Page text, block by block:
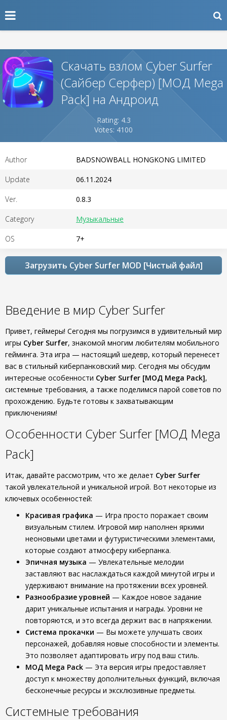
Скачать взлом Cyber Surfer
(Сайбер Серфер) [МОД Mega
Pack] на Андроид
Rating: 4.3
Votes: 4100
Author BADSNOWBALL HONGKONG LIMITED
Update 06.11.2024
Ver. 0.8.3
Category Музыкальные
OS 7+
Загрузить Cyber Surfer MOD [Чистый файл]
Введение в мир Cyber Surfer
Привет, геймеры! Сегодня мы погрузимся в удивительный мир
игры Cyber Surfer, знакомой многим любителям мобильного
гейминга. Эта игра — настоящий шедевр, который перенесет
вас в стильный киберпанковский мир. Сегодня мы обсудим
интересные особенности Cyber Surfer [МОД Mega Pack],
системные требования, а также поделимся парой советов по
прохождению. Будьте готовы к захватывающим
приключениям!
Особенности Cyber Surfer [МОД Mega
Pack]
Итак, давайте рассмотрим, что же делает Cyber Surfer
такой увлекательной и уникальной игрой. Вот некоторые из
ключевых особенностей:
Красивая графика — Игра просто поражает своим
визуальным стилем. Игровой мир наполнен яркими
неоновыми цветами и футуристическими элементами,
которые создают атмосферу киберпанка.
Эпичная музыка — Увлекательные мелодии
заставляют вас наслаждаться каждой минутой игры и
удерживают внимание на протяжении всех уровней.
Разнообразие уровней — Каждое новое задание
дарит уникальные испытания и награды. Уровни не
повторяются, и это всегда держит вас в напряжении.
Система прокачки — Вы можете улучшать своих
персонажей, добавляя новые способности и элементы.
Это позволяет адаптировать игру под ваш стиль.
МОД Mega Pack — Эта версия игры предоставляет
доступ к множеству дополнительных функций, включая
бесконечные ресурсы и эксклюзивные предметы.
Системные требования